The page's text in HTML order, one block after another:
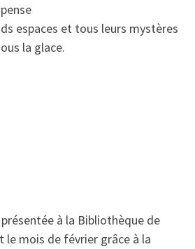
espaces et tous leurs mystères
la glace.
à la Bibliothèque de
mois de février grâce à la